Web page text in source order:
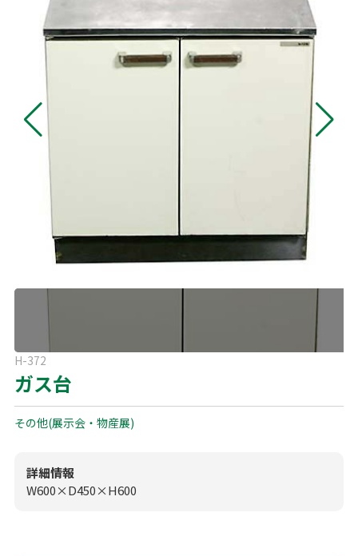
新着情報
実績紹介
見積依頼フォーム
電話お問い合わせ
092-589-0170
甘木店 0946-24-7622
商品ジャンルから探す ご利用シーンから探す
セット商品
神事・セレモニー用品
アミューズメント
ガス台
H-372
その他(展示会・物産展)
詳細情報
W600×D450×H600